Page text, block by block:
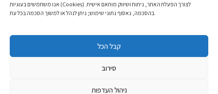
אנו משתמשים בעוגיות (Cookies) לצורך הפעלת האתר, ניתוח ושיווק מותאם אישית.
בהסכמה, נאסוף נתוני שימוש; ניתן לנהל או למשוך הסכמה בכל עת.
קבל הכל
סירוב
ניהול העדפות
14 Ibn Gabirol Street, Rehavia, Jerusalem
najww2@ybz.org.il